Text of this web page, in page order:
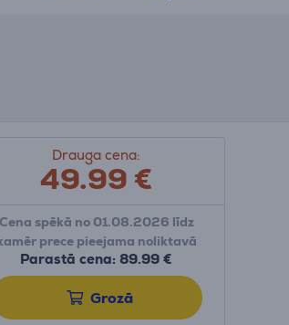
Drauga cena:
49.99€
Cena spēkā no 01.08.2026 līdz
prece pieejama noliktavā
Parastā cena: 89.99 €
Grozā